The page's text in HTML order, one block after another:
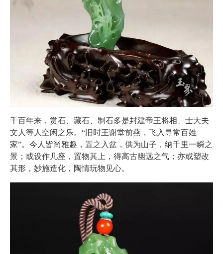
千百年来，赏石、藏石、制石多是封建帝王将相、士大夫
文人等人空闲之乐。“旧时王谢堂前燕，飞入寻常百姓
家”。今人皆尚雅趣，置之入盆，供为山子，纳千里一瞬之
景；或设作几座，置物其上，得高古幽远之气；亦或塑改
其形，妙施造化，陶情玩物见心。